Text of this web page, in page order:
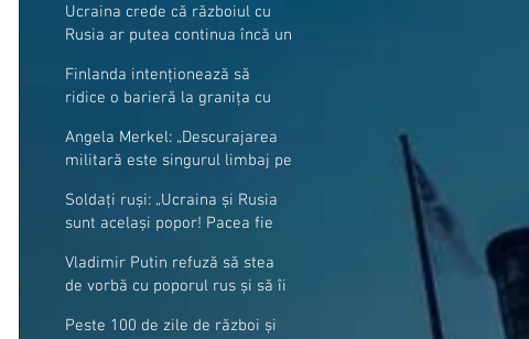
granițe
Ucraina crede că războiul cu
Rusia ar putea continua încă un
Finlanda intenționează să
ridice o barieră la granița cu
Angela Merkel: „Descurajarea
militară este singurul limbaj pe
Soldați ruși: „Ucraina și Rusia
sunt același popor! Pacea fie
Vladimir Putin refuză să stea
de vorbă cu poporul rus și să îi
Peste 100 de zile de război și